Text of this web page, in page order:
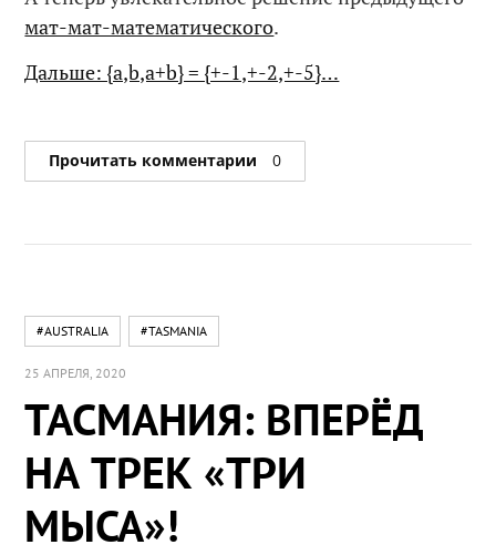
мат-мат-математического.
Дальше: {a,b,a+b} = {+-1,+-2,+-5}…
Прочитать комментарии 0
#AUSTRALIA #TASMANIA
25 АПРЕЛЯ, 2020
ТАСМАНИЯ: ВПЕРЁД
НА ТРЕК «ТРИ
МЫСА»!